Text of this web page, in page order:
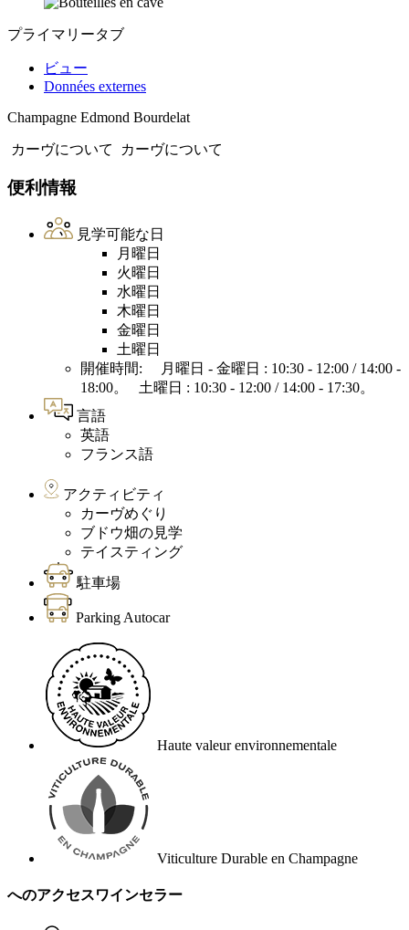
プライマリータブ
ビュー
Données externes
Champagne Edmond Bourdelat
カーヴについて カーヴについて
便利情報
見学可能な日
月曜日
火曜日
水曜日
木曜日
金曜日
土曜日
開催時間: 月曜日 - 金曜日 : 10:30 - 12:00 / 14:00 -
18:00。 土曜日 : 10:30 - 12:00 / 14:00 - 17:30。
言語
英語
フランス語
アクティビティ
カーヴめぐり
ブドウ畑の見学
テイスティング
駐車場
Parking Autocar
Haute valeur environnementale
Viticulture Durable en Champagne
へのアクセスワインセラー